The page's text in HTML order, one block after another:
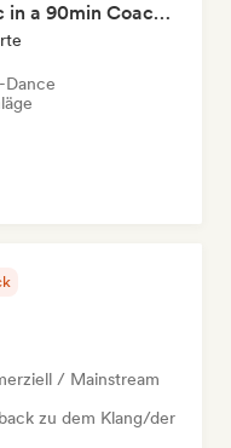
Improve Your Music in a 90min Coaching Session
Dance
/ Mainstream
zu dem Klang/der